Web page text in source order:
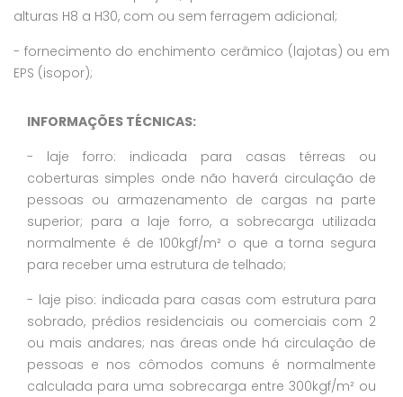
alturas H8 a H30, com ou sem ferragem adicional;
- fornecimento do enchimento cerâmico (lajotas) ou em
EPS (isopor);
INFORMAÇÕES TÉCNICAS:
- laje forro: indicada para casas térreas ou
coberturas simples onde não haverá circulação de
pessoas ou armazenamento de cargas na parte
superior; para a laje forro, a sobrecarga utilizada
normalmente é de 100kgf/m² o que a torna segura
para receber uma estrutura de telhado;
- laje piso: indicada para casas com estrutura para
sobrado, prédios residenciais ou comerciais com 2
ou mais andares; nas áreas onde há circulação de
pessoas e nos cômodos comuns é normalmente
calculada para uma sobrecarga entre 300kgf/m² ou